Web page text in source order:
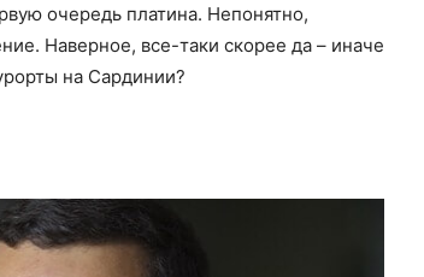
очередь платина. Непонятно,
Наверное, все-таки скорее да – иначе
на Сардинии?